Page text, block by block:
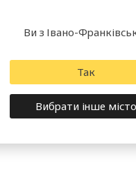
Ви з Івано-
Так
Вибрати інше місто